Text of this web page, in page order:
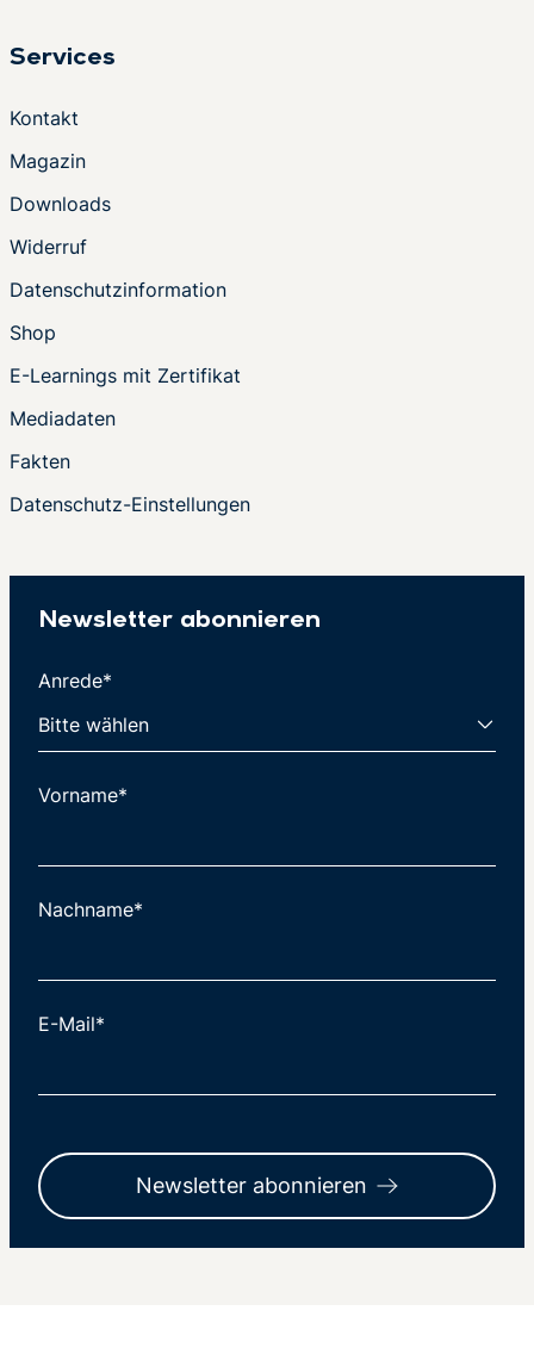
Services
Kontakt
Magazin
Downloads
Widerruf
Datenschutzinformation
Shop
E-Learnings mit Zertifikat
Mediadaten
Fakten
Datenschutz-Einstellungen
Newsletter abonnieren
Anrede*
Vorname*
Nachname*
E-Mail*
Newsletter abonnieren